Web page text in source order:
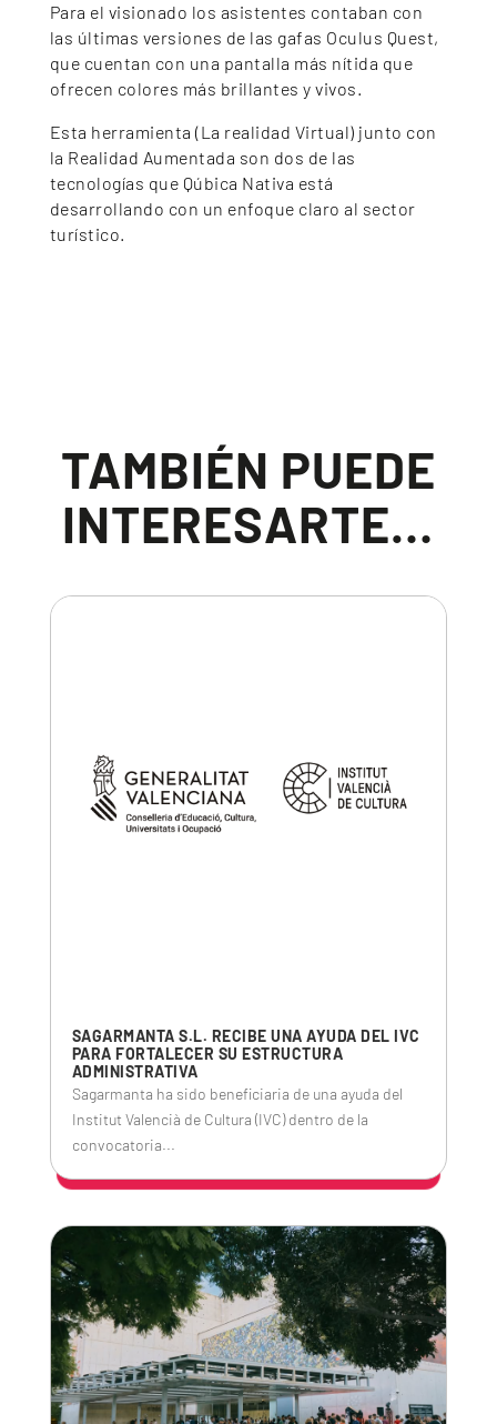
Para el visionado los asistentes contaban con
las últimas versiones de las gafas Oculus Quest,
que cuentan con una pantalla más nítida que
ofrecen colores más brillantes y vivos.
Esta herramienta (La realidad Virtual) junto con
la Realidad Aumentada son dos de las
tecnologías que Qúbica Nativa está
desarrollando con un enfoque claro al sector
turístico.
TAMBIÉN PUEDE
INTERESARTE…
SAGARMANTA S.L. RECIBE UNA AYUDA DEL IVC
PARA FORTALECER SU ESTRUCTURA
ADMINISTRATIVA
Sagarmanta ha sido beneficiaria de una ayuda del
Institut Valencià de Cultura (IVC) dentro de la
convocatoria...